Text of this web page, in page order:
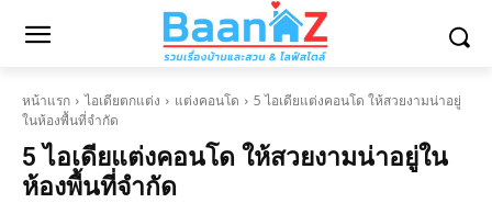
หน้าแรก ไอเดียตกแต่ง แต่งคอนโด
5 ไอเดียแต่งคอนโด ให้สวยงามน่าอยู่
ในห้องพื้นที่จำกัด
5 ไอเดียแต่งคอนโด ให้สวยงามน่าอยู่ใน
ห้องพื้นที่จำกัด